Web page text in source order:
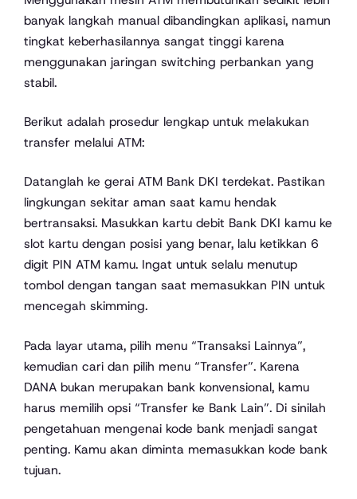
banyak langkah manual dibandingkan aplikasi, namun
tingkat keberhasilannya sangat tinggi karena
menggunakan jaringan switching perbankan yang
stabil.
Berikut adalah prosedur lengkap untuk melakukan
transfer melalui ATM:
Datanglah ke gerai ATM Bank DKI terdekat. Pastikan
lingkungan sekitar aman saat kamu hendak
bertransaksi. Masukkan kartu debit Bank DKI kamu ke
slot kartu dengan posisi yang benar, lalu ketikkan 6
digit PIN ATM kamu. Ingat untuk selalu menutup
tombol dengan tangan saat memasukkan PIN untuk
mencegah skimming.
Pada layar utama, pilih menu “Transaksi Lainnya”,
kemudian cari dan pilih menu “Transfer”. Karena
DANA bukan merupakan bank konvensional, kamu
harus memilih opsi “Transfer ke Bank Lain”. Di sinilah
pengetahuan mengenai kode bank menjadi sangat
penting. Kamu akan diminta memasukkan kode bank
tujuan.